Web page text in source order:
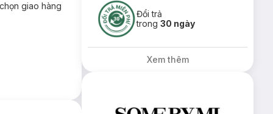
giao hàng
Đổi trả
trong30 ngày
Xem thêm